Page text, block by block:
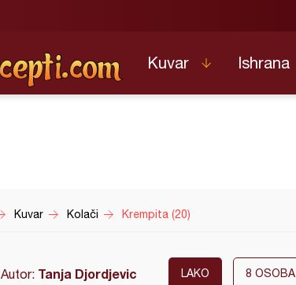
Kuvar Ishrana
Kuvar Kolači Krempita (20)
Autor: Tanja Djordjevic LAKO 8 OSOBA